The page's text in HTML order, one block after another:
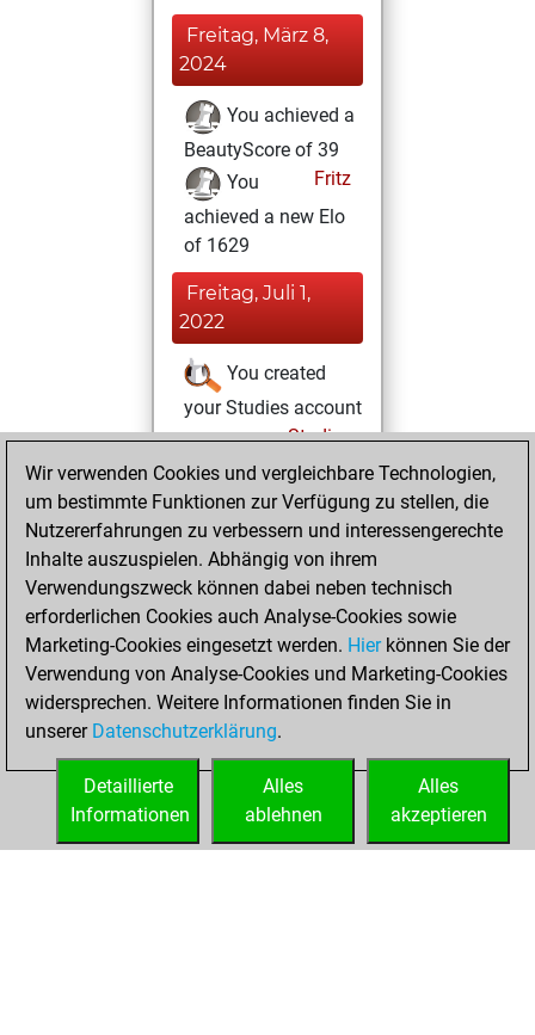
Freitag, März 8,
2024
You achieved a
BeautyScore of 39
Fritz
You
achieved a new Elo
of 1629
Freitag, Juli 1,
2022
You created
your Studies account
Studies
Donnerstag, März
24, 2022
against Fritz
Fritz
Montag,
September 13,
2021
You created
your Fritz account
Wir verwenden Cookies und vergleichbare Technologien,
um bestimmte Funktionen zur Verfügung zu stellen, die
Nutzererfahrungen zu verbessern und interessengerechte
Inhalte auszuspielen. Abhängig von ihrem
Verwendungszweck können dabei neben technisch
erforderlichen Cookies auch Analyse-Cookies sowie
Marketing-Cookies eingesetzt werden. Hierkönnen Sie der
Verwendung von Analyse-Cookies und Marketing-Cookies
widersprechen. Weitere Informationen finden Sie in
unserer Datenschutzerklärung.
Alles
akzeptieren
Alles
ablehnen
Detaillierte
Informationen